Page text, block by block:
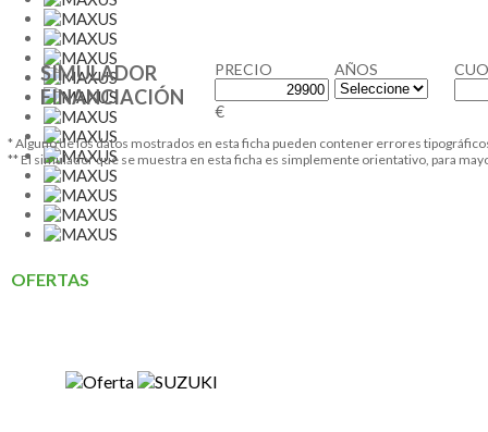
SIMULADOR
FINANCIACIÓN
PRECIO AÑOS
€
* Alguno de los datos mostrados en esta ficha pueden contener errores
** El simulador que se muestra en esta ficha es simplemente orientativo, para
OFERTAS